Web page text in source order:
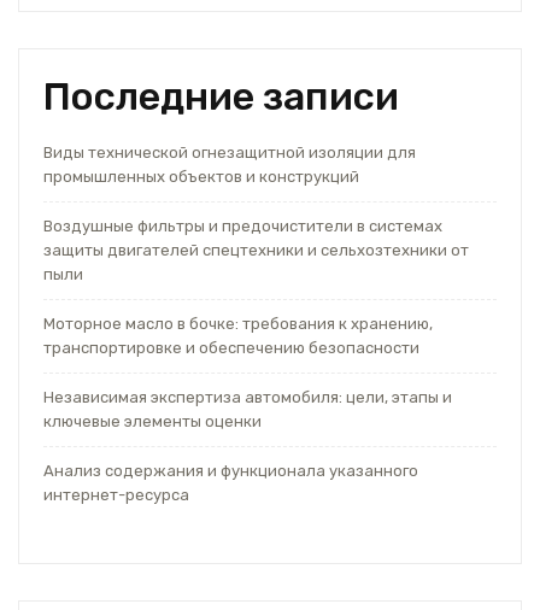
Последние записи
Виды технической огнезащитной изоляции для
промышленных объектов и конструкций
Воздушные фильтры и предочистители в системах
защиты двигателей спецтехники и сельхозтехники от
пыли
Моторное масло в бочке: требования к хранению,
транспортировке и обеспечению безопасности
Независимая экспертиза автомобиля: цели, этапы и
ключевые элементы оценки
Анализ содержания и функционала указанного
интернет-ресурса